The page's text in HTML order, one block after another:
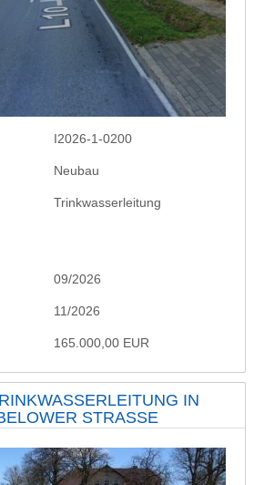
I2026-1-0200
Neubau
Trinkwasserleitung
09/2026
11/2026
165.000,00 EUR
IN
STRASSE